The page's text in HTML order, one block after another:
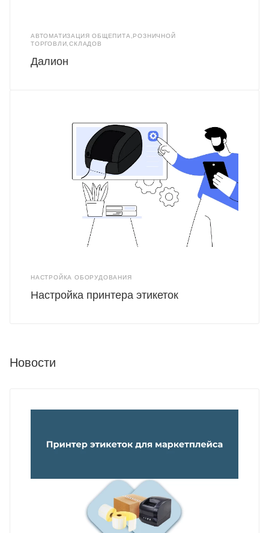
АВТОМАТИЗАЦИЯ ОБЩЕПИТА,РОЗНИЧНОЙ
ТОРГОВЛИ,СКЛАДОВ
Далион
НАСТРОЙКА ОБОРУДОВАНИЯ
Настройка принтера этикеток
Новости